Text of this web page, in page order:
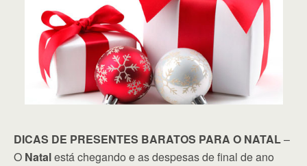
DICAS DE PRESENTES BARATOS PARA O NATAL–
O Natalestá chegando e as despesas de final de ano